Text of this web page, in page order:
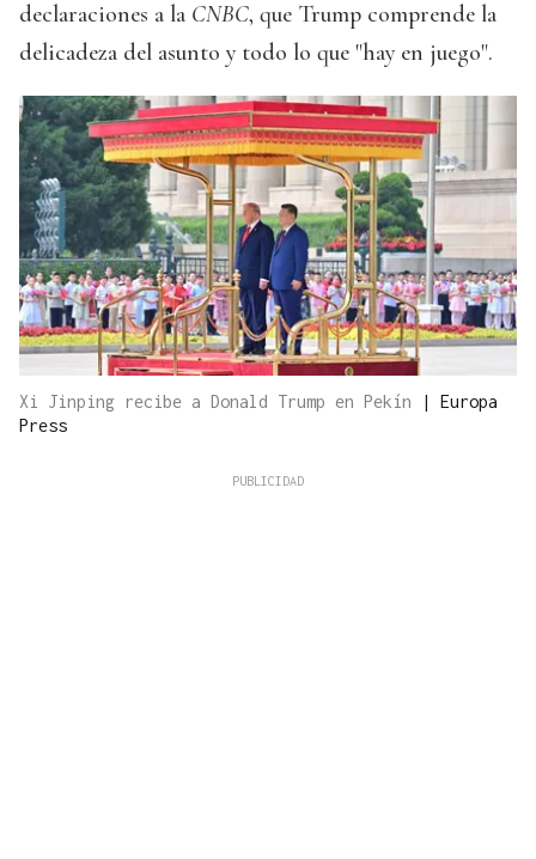
declaraciones a la CNBC, que Trump comprende la
delicadeza del asunto y todo lo que "hay en juego".
Xi Jinping recibe a Donald Trump en Pekín | Europa
Press